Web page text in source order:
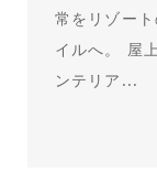
常をリゾー
イルへ。 屋
ンテリア...